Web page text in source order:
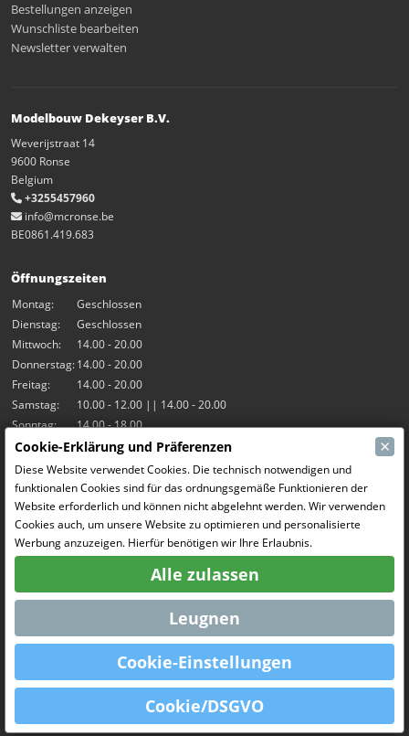
Bestellungen anzeigen
Wunschliste bearbeiten
Newsletter verwalten
Modelbouw Dekeyser B.V.
Weverijstraat 14
9600 Ronse
Belgium
+3255457960
info@mcronse.be
BE0861.419.683
Öffnungszeiten
Montag:
Geschlossen
Dienstag:
Geschlossen
Mittwoch:
14.00 - 20.00
Donnerstag:14.00 - 20.00
Freitag:
14.00 - 20.00
Samstag:
10.00 - 12.00 || 14.00 - 20.00
Sonntag:
14.00 - 18.00
Unsere Aktivitäten
Indoor-Halle Hangar7
RC-Drift
RC Bangers
Fun and Friends
Soziale Medien
Powered By
Cookie-Erklärung und Präferenzen ×
Diese Website verwendet Cookies. Die technisch notwendigen und
funktionalen Cookies sind für das ordnungsgemäße Funktionieren der
Website erforderlich und können nicht abgelehnt werden. Wir verwenden
Cookies auch, um unsere Website zu optimieren und personalisierte
Werbung anzuzeigen. Hierfür benötigen wir Ihre Erlaubnis.
Alle zulassen
Leugnen
Cookie-Einstellungen
Cookie/DSGVO